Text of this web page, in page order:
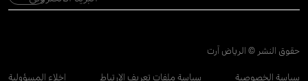
حقوق النشر © الرياض آرت
سياسة الخصوصية سياسة ملفات تعريف الارتباط إخلاء المسؤولية